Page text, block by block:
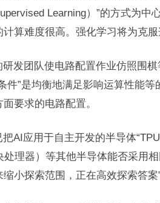
Learning）”的方式为
计算难度很高。强化学习将为克
研发团队使电路配置作业仿照围
件”是均衡地满足影响运算性能
要求的电路配置。
把AI应用于自主开发的半导体
处理器）等其他半导体能否采用
小探索范围，正在高效探索答案”